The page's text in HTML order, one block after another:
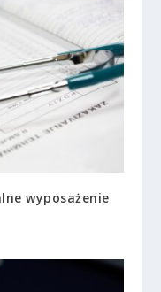
wyposażenie